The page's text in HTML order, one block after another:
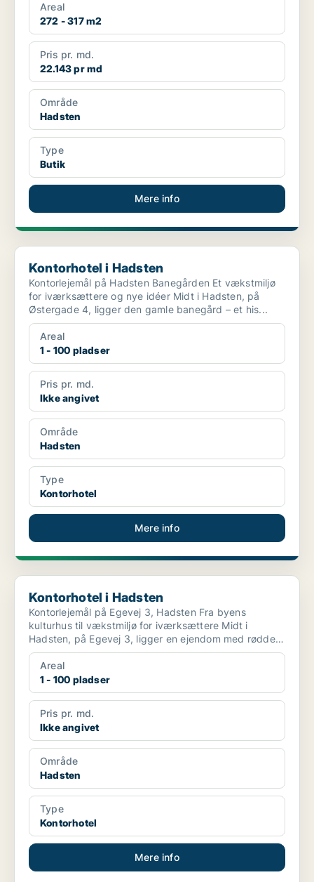
Areal
272 - 317 m2
Pris pr. md.
22.143 pr md
Område
Hadsten
Type
Butik
Mere info
Kontorhotel i Hadsten
Kontorhotel i Hadsten
Kontorlejemål på Hadsten Banegården Et vækstmiljø
for iværksættere og nye idéer Midt i Hadsten, på
Østergade 4, ligger den gamle banegård – et his...
Areal
1 - 100 pladser
Pris pr. md.
Ikke angivet
Område
Hadsten
Type
Kontorhotel
Mere info
Kontorhotel i Hadsten
Kontorhotel i Hadsten
Kontorlejemål på Egevej 3, Hadsten Fra byens
kulturhus til vækstmiljø for iværksættere Midt i
Hadsten, på Egevej 3, ligger en ejendom med rødder i
...
Areal
1 - 100 pladser
Pris pr. md.
Ikke angivet
Område
Hadsten
Type
Kontorhotel
Mere info